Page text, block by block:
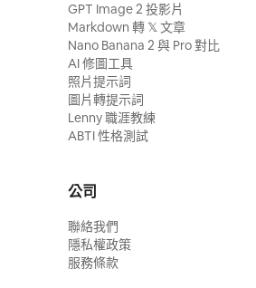
GPT Image 2 投影片
Markdown 轉 𝕏 文章
Nano Banana 2 與 Pro 對比
AI 修圖工具
照片提示詞
圖片轉提示詞
Lenny 職涯教練
ABTI 性格測試
公司
聯絡我們
隱私權政策
服務條款